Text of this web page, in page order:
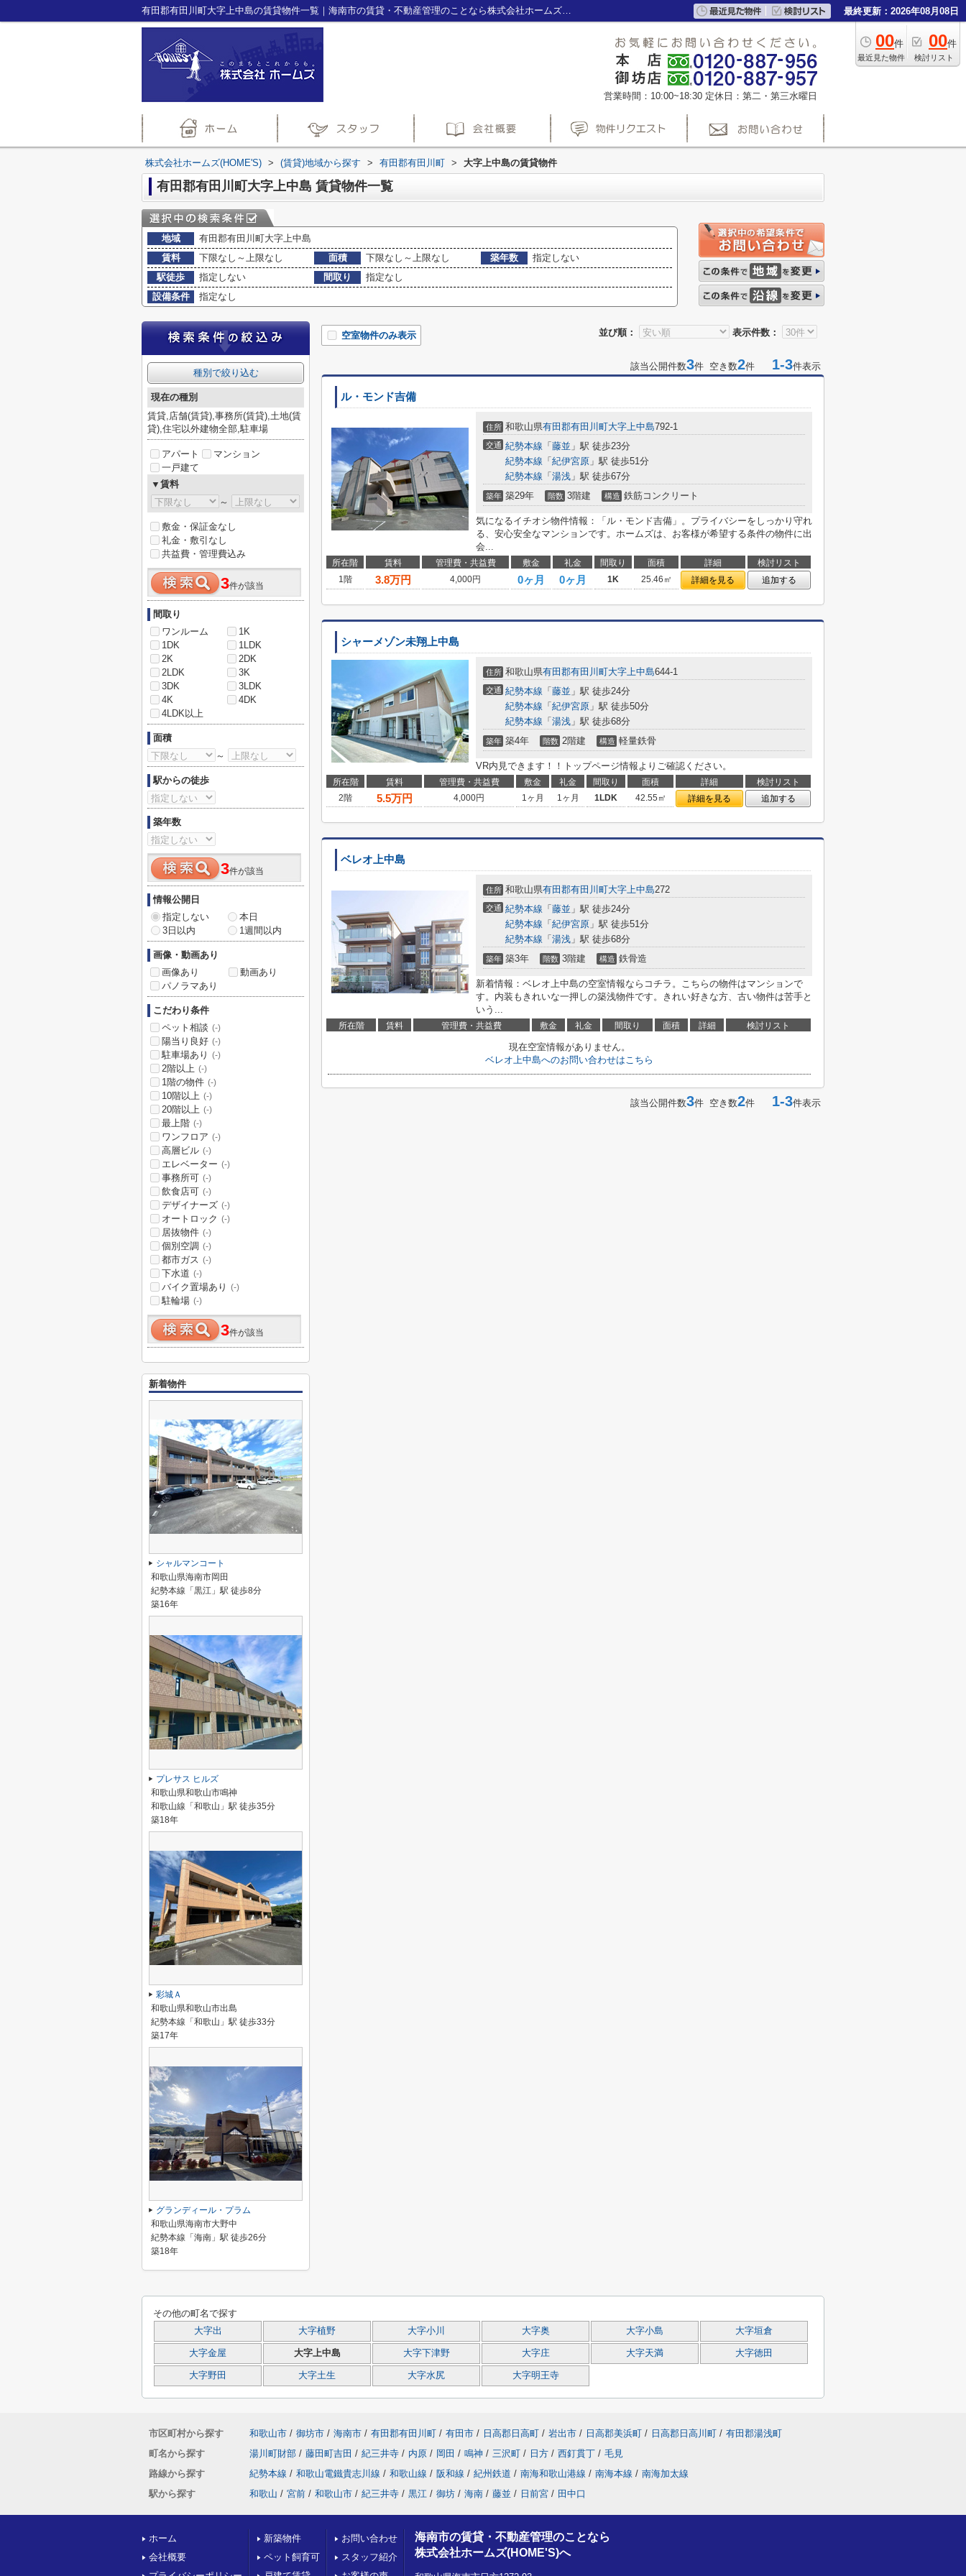
有田郡有田川町大字上中島の賃貸物件一覧｜海南市の賃貸・不動産管理のことなら株式会社ホームズ(HOME'S)へ 最終更新：2026年08月08日
00件
最近見た物件
00件
検討リスト
営業時間：10:00~18:30 定休日：第二・第三水曜日
株式会社ホームズ(HOME'S) > (賃貸)地域から探す > 有田郡有田川町 > 大字上中島の賃貸物件
有田郡有田川町大字上中島 賃貸物件一覧
地域
有田郡有田川町大字上中島
賃料
下限なし～上限なし 面積 下限なし～上限なし 築年数
指定しない
駅徒歩
指定しない 間取り
指定なし
設備条件
指定なし
並び順： 表示件数：
空室物件のみ表示
該当公開件数3件 空き数2件 1-3件表示
ル・モンド吉備
住所 和歌山県有田郡有田川町大字上中島792-1
交通 紀勢本線 「 藤並 」駅 徒歩23分
紀勢本線 「 紀伊宮原 」駅 徒歩51分
紀勢本線 「 湯浅 」駅 徒歩67分
築年 築29年 階数 3階建 構造 鉄筋コンクリート
気になるイチオシ物件情報：「ル・モンド吉備」。プライバシーをしっかり守れ
る、安心安全なマンションです。ホームズは、お客様が希望する条件の物件に出
会...
所在階 賃料 管理費・共益費 敷金 礼金 間取り 面積 詳細
検討リスト
1階
3.8万円 4,000円 0ヶ月 0ヶ月 1K 25.46㎡ 詳細を見る 追加する
シャーメゾン未翔上中島
住所 和歌山県有田郡有田川町大字上中島644-1
交通 紀勢本線 「 藤並 」駅 徒歩24分
紀勢本線 「 紀伊宮原 」駅 徒歩50分
紀勢本線 「 湯浅 」駅 徒歩68分
築年 築4年 階数 2階建 構造 軽量鉄骨
VR内見できます！！トップページ情報よりご確認ください。
所在階 賃料 管理費・共益費 敷金 礼金 間取り 面積 詳細
検討リスト
2階
5.5万円 4,000円 1ヶ月 1ヶ月 1LDK 42.55㎡ 詳細を見る 追加する
ベレオ上中島
住所 和歌山県有田郡有田川町大字上中島272
交通 紀勢本線 「 藤並 」駅 徒歩24分
紀勢本線 「 紀伊宮原 」駅 徒歩51分
紀勢本線 「 湯浅 」駅 徒歩68分
築年 築3年 階数 3階建 構造 鉄骨造
新着情報：ベレオ上中島の空室情報ならコチラ。こちらの物件はマンションで
す。内装もきれいな一押しの築浅物件です。きれい好きな方、古い物件は苦手と
いう...
所在階 賃料 管理費・共益費 敷金 礼金 間取り 面積 詳細 検討リスト
現在空室情報がありません。
ベレオ上中島へのお問い合わせはこちら
該当公開件数3件 空き数2件 1-3件表示
種別で絞り込む
現在の種別
賃貸,店舗(賃貸),事務所(賃貸),土地(賃
貸),住宅以外建物全部,駐車場
アパート
マンション
一戸建て
▼賃料
～
敷金・保証金なし
礼金・敷引なし
共益費・管理費込み
3件が該当
間取り
ワンルーム
1K
1DK
1LDK
2K
2DK
2LDK
3K
3DK
3LDK
4K
4DK
4LDK以上
面積
～
駅からの徒歩
築年数
3件が該当
情報公開日
指定しない
本日
3日以内
1週間以内
画像・動画あり
画像あり
動画あり
パノラマあり
こだわり条件
ペット相談 (-)
陽当り良好 (-)
駐車場あり (-)
2階以上 (-)
1階の物件 (-)
10階以上 (-)
20階以上 (-)
最上階 (-)
ワンフロア (-)
高層ビル (-)
エレベーター (-)
事務所可 (-)
飲食店可 (-)
デザイナーズ (-)
オートロック (-)
居抜物件 (-)
個別空調 (-)
都市ガス (-)
下水道 (-)
バイク置場あり (-)
駐輪場 (-)
3件が該当
新着物件
シャルマンコート
和歌山県海南市岡田
紀勢本線「黒江」駅 徒歩8分
築16年
プレサス ヒルズ
和歌山県和歌山市鳴神
和歌山線「和歌山」駅 徒歩35分
築18年
彩城Ａ
和歌山県和歌山市出島
紀勢本線「和歌山」駅 徒歩33分
築17年
グランディール・プラム
和歌山県海南市大野中
紀勢本線「海南」駅 徒歩26分
築18年
その他の町名で探す
大字出 大字植野 大字小川 大字奥 大字小島 大字垣倉
大字金屋 大字上中島 大字下津野 大字庄 大字天満 大字徳田
大字野田 大字土生 大字水尻 大字明王寺
市区町村から探す 和歌山市 / 御坊市 / 海南市 / 有田郡有田川町 / 有田市 / 日高郡日高町 / 岩出市 / 日高郡美浜町 / 日高郡日高川町 / 有田郡湯浅町
町名から探す
湯川町財部 / 藤田町吉田 / 紀三井寺 / 内原 / 岡田 / 鳴神 / 三沢町 / 日方 / 西釘貫丁 / 毛見
路線から探す
紀勢本線 / 和歌山電鐵貴志川線 / 和歌山線 / 阪和線 / 紀州鉄道 / 南海和歌山港線 / 南海本線 / 南海加太線
駅から探す
和歌山 / 宮前 / 和歌山市 / 紀三井寺 / 黒江 / 御坊 / 海南 / 藤並 / 日前宮 / 田中口
ホーム
会社概要
新築物件
ペット飼育可
お問い合わせ
スタッフ紹介
海南市の賃貸・不動産管理のことなら
株式会社ホームズ(HOME'S)へ